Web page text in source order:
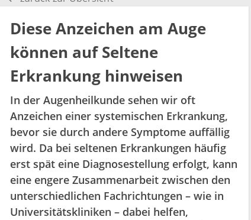
Diese Anzeichen am Auge
können auf Seltene
Erkrankung hinweisen
In der Augenheilkunde sehen wir oft
Anzeichen einer systemischen Erkrankung,
bevor sie durch andere Symptome auffällig
wird. Da bei seltenen Erkrankungen häufig
erst spät eine Diagnosestellung erfolgt, kann
eine engere Zusammenarbeit zwischen den
unterschiedlichen Fachrichtungen – wie in
Universitätskliniken – dabei helfen,